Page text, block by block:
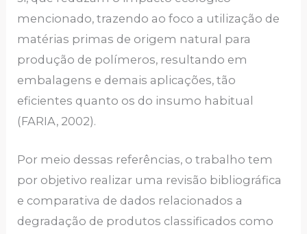
mencionado, trazendo ao foco a utilização de
matérias primas de origem natural para
produção de polímeros, resultando em
embalagens e demais aplicações, tão
eficientes quanto os do insumo habitual
(FARIA, 2002).
Por meio dessas referências, o trabalho tem
por objetivo realizar uma revisão bibliográfica
e comparativa de dados relacionados a
degradação de produtos classificados como